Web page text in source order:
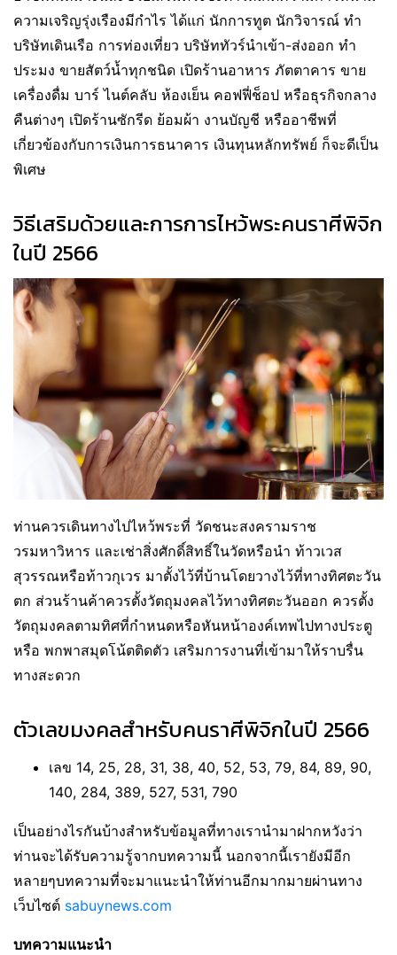
ความเจริญรุ่งเรืองมีกำไร ได้แก่ นักการทูต นักวิจารณ์ ทำ
บริษัทเดินเรือ การท่องเที่ยว บริษัททัวร์นำเข้า-ส่งออก ทำ
ประมง ขายสัตว์น้ำทุกชนิด เปิดร้านอาหาร ภัตตาคาร ขาย
เครื่องดื่ม บาร์ ไนต์คลับ ห้องเย็น คอฟฟี่ช็อป หรือธุรกิจกลาง
คืนต่างๆ เปิดร้านซักรีด ย้อมผ้า งานบัญชี หรืออาชีพที่
เกี่ยวข้องกับการเงินการธนาคาร เงินทุนหลักทรัพย์ ก็จะดีเป็น
พิเศษ
วิธีเสริมด้วยและการการไหว้พระคนราศีพิจิก
ในปี 2566
ท่านควรเดินทางไปไหว้พระที่ วัดชนะสงครามราช
วรมหาวิหาร และเช่าสิ่งศักดิ์สิทธิ์ในวัดหรือนำ ท้าวเวส
สุวรรณหรือท้าวกุเวร มาตั้งไว้ที่บ้านโดยวางไว้ที่ทางทิศตะวัน
ตก ส่วนร้านค้าควรตั้งวัตถุมงคลไว้ทางทิศตะวันออก ควรตั้ง
วัตถุมงคลตามทิศที่กำหนดหรือหันหน้าองค์เทพไปทางประตู
หรือ พกพาสมุดโน้ตติดตัว เสริมการงานที่เข้ามาให้ราบรื่น
ทางสะดวก
ตัวเลขมงคลสำหรับคนราศีพิจิกในปี 2566
เลข 14, 25, 28, 31, 38, 40, 52, 53, 79, 84, 89, 90,
140, 284, 389, 527, 531, 790
เป็นอย่างไรกันบ้างสำหรับข้อมูลที่ทางเรานำมาฝากหวังว่า
ท่านจะได้รับความรู้จากบทความนี้ นอกจากนี้เรายังมีอีก
หลายๆบทความที่จะมาแนะนำให้ท่านอีกมากมายผ่านทาง
เว็บไซต์ sabuynews.com
บทความแนะนำ